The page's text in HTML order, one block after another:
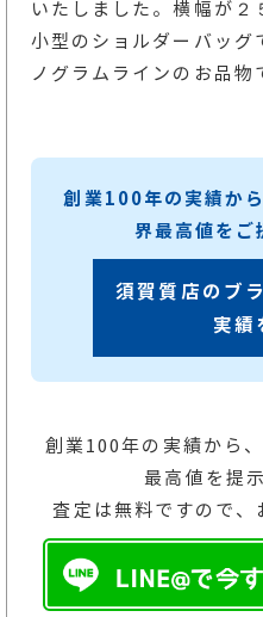
いたしました。横幅が
小型のショルダーバッグ
ノグラムラインのお品物
創業100年の実績か
界最高値をご
須賀質店のブ
実績
創業100年の実績から
最高値を提
査定は無料ですので、